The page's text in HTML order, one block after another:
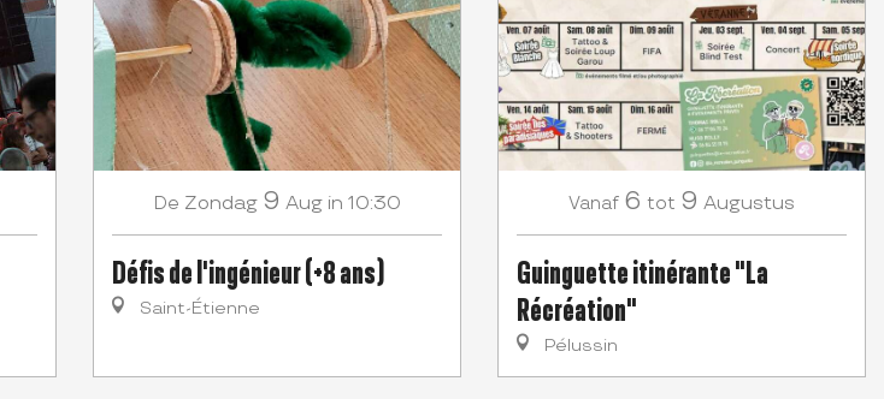
De Zondag 9 Aug in 10:30
Défis de l'ingénieur (+8 ans)
Saint-Étienne
Vanaf 6 tot 9 Augustus
Guinguette itinérante "La
Récréation"
Pélussin